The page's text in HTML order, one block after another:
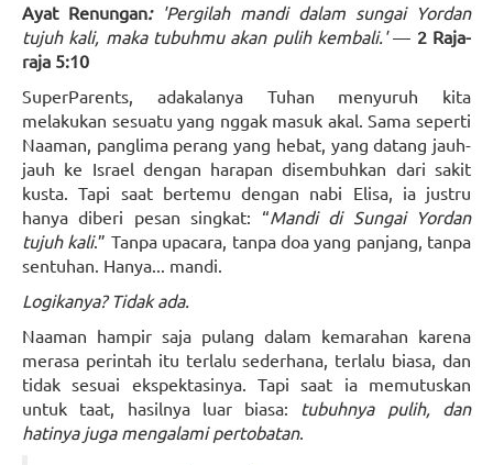
Ayat Renungan: 'Pergilah mandi dalam sungai Yordan
tujuh kali, maka tubuhmu akan pulih kembali.' — 2 Raja-
raja 5:10
SuperParents, adakalanya Tuhan menyuruh kita
melakukan sesuatu yang nggak masuk akal. Sama seperti
Naaman, panglima perang yang hebat, yang datang jauh-
jauh ke Israel dengan harapan disembuhkan dari sakit
kusta. Tapi saat bertemu dengan nabi Elisa, ia justru
hanya diberi pesan singkat: “Mandi di Sungai Yordan
tujuh kali.” Tanpa upacara, tanpa doa yang panjang, tanpa
sentuhan. Hanya... mandi.
Logikanya? Tidak ada.
Naaman hampir saja pulang dalam kemarahan karena
merasa perintah itu terlalu sederhana, terlalu biasa, dan
tidak sesuai ekspektasinya. Tapi saat ia memutuskan
untuk taat, hasilnya luar biasa: tubuhnya pulih, dan
hatinya juga mengalami pertobatan.